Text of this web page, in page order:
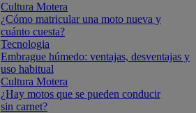
Cultura Motera
¿Cómo matricular una moto nueva y
cuánto cuesta?
Tecnologia
Embrague húmedo: ventajas, desventajas y
uso habitual
Cultura Motera
¿Hay motos que se pueden conducir
sin carnet?